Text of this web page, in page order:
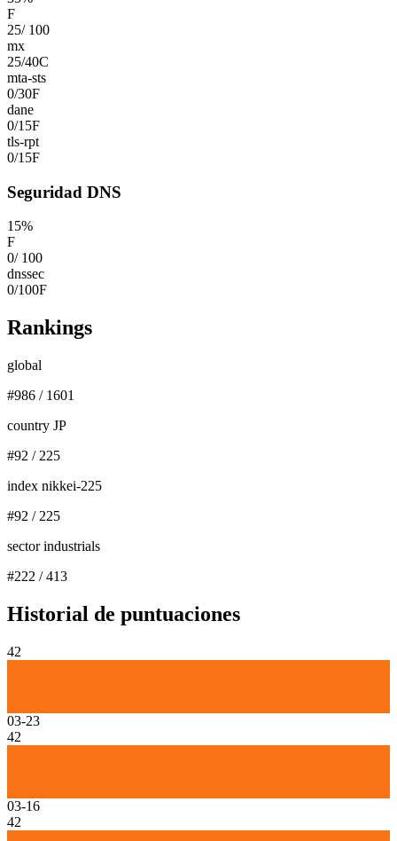
F
25/ 100
mx
25/40C
mta-sts
0/30F
dane
0/15F
tls-rpt
0/15F
Seguridad DNS
15%
F
0/ 100
dnssec
0/100F
Rankings
global
#986 / 1601
country JP
#92 / 225
index nikkei-225
#92 / 225
sector industrials
#222 /413
Historial de puntuaciones
42
03-23
42
03-16
42